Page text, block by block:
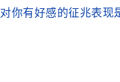
你有好感的征兆表现